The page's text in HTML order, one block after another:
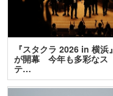
『スタクラ 2026 in 横浜』
が開幕 今年も多彩なス
テ…